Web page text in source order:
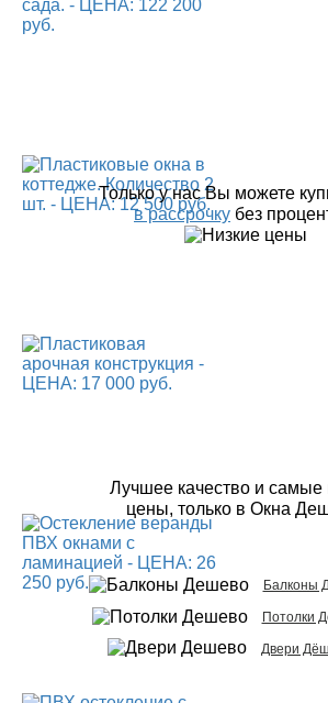
Только у нас Вы можете
в рассрочку без
Лучшее качество и самые
цены, только в Окна
Балконы
Потолки
Двери